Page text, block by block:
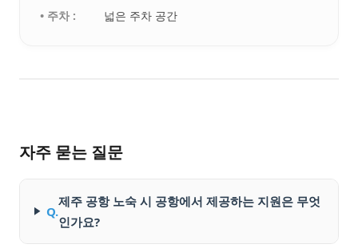
• 주차 :
넓은 주차 공간
자주 묻는 질문
Q.
제주 공항 노숙 시 공항에서 제공하는 지원은 무엇
인가요?